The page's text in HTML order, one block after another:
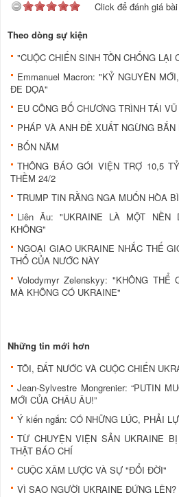
Click để đánh giá
Theo dòng sự kiện
"CUỘC CHIẾN SINH TỒN CHỐNG LẠI
Emmanuel Macron: "KỶ NGUYÊN
ĐE DỌA"
EU CÔNG BỐ CHƯƠNG TRÌNH TÁI
PHÁP VÀ ANH ĐỀ XUẤT NGỪNG
BỐN NĂM
THÔNG BÁO GÓI VIỆN TRỢ 10,5
THỀM 24/2
TRUMP TIN RẰNG NGA MUỐN HÒA
Liên Âu: "UKRAINE LÀ MỘT NỀN
KHÔNG"
NGOẠI GIAO UKRAINE NHẮC THẾ
THỔ CỦA NƯỚC NÀY
Volodymyr Zelenskyy: "KHÔNG THỂ
MÀ KHÔNG CÓ UKRAINE"
Những tin mới hơn
TÔI, ĐẤT NƯỚC VÀ CUỘC CHIẾN
Jean-Sylvestre Mongrenier: “PUTIN
MỚI CỦA CHÂU ÂU!”
Ý kiến ngắn: CÓ NHỮNG LÚC, PHẢI
TỪ CHUYỆN VIỆN SẢN UKRAINE
THẬT BÁO CHÍ
CUỘC XÂM LƯỢC VÀ SỰ "ĐỔI ĐỜI"
VÌ SAO NGƯỜI UKRAINE ĐỨNG LÊN?